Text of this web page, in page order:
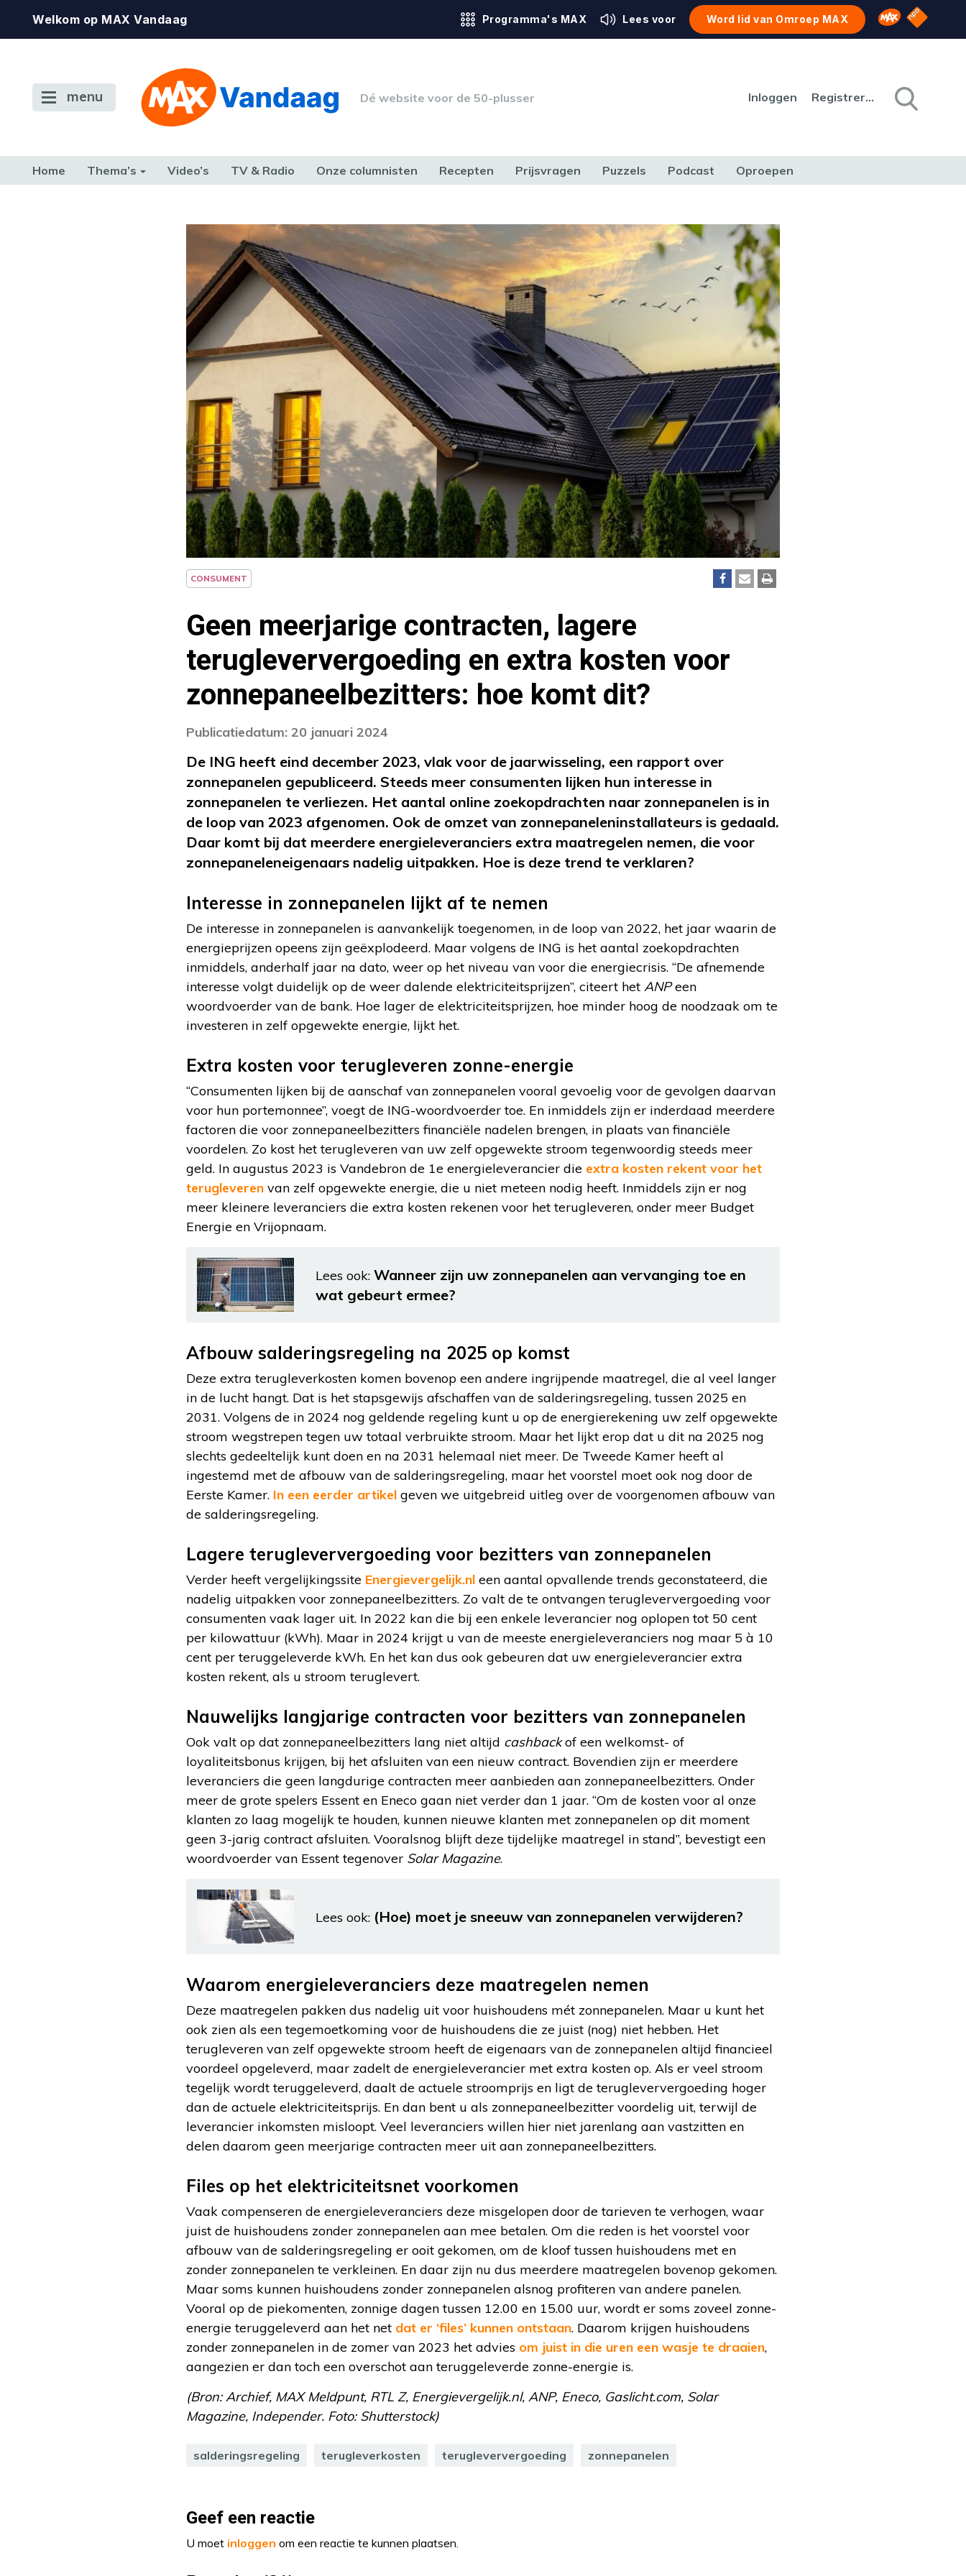
Welkom op MAX Vandaag Programma's MAX Lees voor Word lid van Omroep MAX Omroep MAX
NPO
menu Dé website voor de 50-plusser Inloggen Registreren
Home Thema’s Video’s TV & Radio Onze columnisten Recepten Prijsvragen Puzzels Podcast Oproepen
CONSUMENT
Geen meerjarige contracten, lagere
terugleververgoeding en extra kosten voor
zonnepaneelbezitters: hoe komt dit?
Publicatiedatum: 20 januari 2024
De ING heeft eind december 2023, vlak voor de jaarwisseling, een rapport over
zonnepanelen gepubliceerd. Steeds meer consumenten lijken hun interesse in
zonnepanelen te verliezen. Het aantal online zoekopdrachten naar zonnepanelen is in
de loop van 2023 afgenomen. Ook de omzet van zonnepaneleninstallateurs is gedaald.
Daar komt bij dat meerdere energieleveranciers extra maatregelen nemen, die voor
zonnepaneleneigenaars nadelig uitpakken. Hoe is deze trend te verklaren?
Interesse in zonnepanelen lijkt af te nemen
De interesse in zonnepanelen is aanvankelijk toegenomen, in de loop van 2022, het jaar waarin de
energieprijzen opeens zijn geëxplodeerd. Maar volgens de ING is het aantal zoekopdrachten
inmiddels, anderhalf jaar na dato, weer op het niveau van voor die energiecrisis. “De afnemende
interesse volgt duidelijk op de weer dalende elektriciteitsprijzen”, citeert het ANPeen
woordvoerder van de bank. Hoe lager de elektriciteitsprijzen, hoe minder hoog de noodzaak om te
investeren in zelf opgewekte energie, lijkt het.
Extra kosten voor terugleveren zonne-energie
“Consumenten lijken bij de aanschaf van zonnepanelen vooral gevoelig voor de gevolgen daarvan
voor hun portemonnee”, voegt de ING-woordvoerder toe. En inmiddels zijn er inderdaad meerdere
factoren die voor zonnepaneelbezitters financiële nadelen brengen, in plaats van financiële
voordelen. Zo kost het terugleveren van uw zelf opgewekte stroom tegenwoordig steeds meer
geld. In augustus 2023 is Vandebron de 1e energieleverancier die extra kosten rekent voor het
terugleveren van zelf opgewekte energie, die u niet meteen nodig heeft. Inmiddels zijn er nog
meer kleinere leveranciers die extra kosten rekenen voor het terugleveren, onder meer Budget
Energie en Vrijopnaam.
Lees ook: Wanneer zijn uw zonnepanelen aan vervanging toe en
wat gebeurt ermee?
Afbouw salderingsregeling na 2025 op komst
Deze extra terugleverkosten komen bovenop een andere ingrijpende maatregel, die al veel langer
in de lucht hangt. Dat is het stapsgewijs afschaffen van de salderingsregeling, tussen 2025 en
2031. Volgens de in 2024 nog geldende regeling kunt u op de energierekening uw zelf opgewekte
stroom wegstrepen tegen uw totaal verbruikte stroom. Maar het lijkt erop dat u dit na 2025 nog
slechts gedeeltelijk kunt doen en na 2031 helemaal niet meer. De Tweede Kamer heeft al
ingestemd met de afbouw van de salderingsregeling, maar het voorstel moet ook nog door de
Eerste Kamer. In een eerder artikel geven we uitgebreid uitleg over de voorgenomen afbouw van
de salderingsregeling.
Lagere terugleververgoeding voor bezitters van zonnepanelen
Verder heeft vergelijkingssite Energievergelijk.nl een aantal opvallende trends geconstateerd, die
nadelig uitpakken voor zonnepaneelbezitters. Zo valt de te ontvangen terugleververgoeding voor
consumenten vaak lager uit. In 2022 kan die bij een enkele leverancier nog oplopen tot 50 cent
per kilowattuur (kWh). Maar in 2024 krijgt u van de meeste energieleveranciers nog maar 5 à 10
cent per teruggeleverde kWh. En het kan dus ook gebeuren dat uw energieleverancier extra
kosten rekent, als u stroom teruglevert.
Nauwelijks langjarige contracten voor bezitters van zonnepanelen
Ook valt op dat zonnepaneelbezitters lang niet altijd cashbackof een welkomst- of
loyaliteitsbonus krijgen, bij het afsluiten van een nieuw contract. Bovendien zijn er meerdere
leveranciers die geen langdurige contracten meer aanbieden aan zonnepaneelbezitters. Onder
meer de grote spelers Essent en Eneco gaan niet verder dan 1 jaar. “Om de kosten voor al onze
klanten zo laag mogelijk te houden, kunnen nieuwe klanten met zonnepanelen op dit moment
geen 3-jarig contract afsluiten. Vooralsnog blijft deze tijdelijke maatregel in stand”, bevestigt een
woordvoerder van Essent tegenover Solar Magazine.
Lees ook: (Hoe) moet je sneeuw van zonnepanelen verwijderen?
Waarom energieleveranciers deze maatregelen nemen
Deze maatregelen pakken dus nadelig uit voor huishoudens mét zonnepanelen. Maar u kunt het
ook zien als een tegemoetkoming voor de huishoudens die ze juist (nog) niet hebben. Het
terugleveren van zelf opgewekte stroom heeft de eigenaars van de zonnepanelen altijd financieel
voordeel opgeleverd, maar zadelt de energieleverancier met extra kosten op. Als er veel stroom
tegelijk wordt teruggeleverd, daalt de actuele stroomprijs en ligt de terugleververgoeding hoger
dan de actuele elektriciteitsprijs. En dan bent u als zonnepaneelbezitter voordelig uit, terwijl de
leverancier inkomsten misloopt. Veel leveranciers willen hier niet jarenlang aan vastzitten en
delen daarom geen meerjarige contracten meer uit aan zonnepaneelbezitters.
Files op het elektriciteitsnet voorkomen
Vaak compenseren de energieleveranciers deze misgelopen door de tarieven te verhogen, waar
juist de huishoudens zonder zonnepanelen aan mee betalen. Om die reden is het voorstel voor
afbouw van de salderingsregeling er ooit gekomen, om de kloof tussen huishoudens met en
zonder zonnepanelen te verkleinen. En daar zijn nu dus meerdere maatregelen bovenop gekomen.
Maar soms kunnen huishoudens zonder zonnepanelen alsnog profiteren van andere panelen.
Vooral op de piekomenten, zonnige dagen tussen 12.00 en 15.00 uur, wordt er soms zoveel zonne-
energie teruggeleverd aan het net dat er ‘files’ kunnen ontstaan. Daarom krijgen huishoudens
zonder zonnepanelen in de zomer van 2023 het advies om juist in die uren een wasje te draaien,
aangezien er dan toch een overschot aan teruggeleverde zonne-energie is.
(Bron: Archief, MAX Meldpunt, RTL Z, Energievergelijk.nl, ANP, Eneco, Gaslicht.com, Solar
Magazine, Independer. Foto: Shutterstock)
salderingsregeling terugleverkosten terugleververgoeding zonnepanelen
Geef een reactie
U moet inloggen om een reactie te kunnen plaatsen.